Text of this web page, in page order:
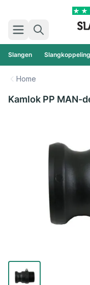
Zoek
Slangen
Home
Kamlok PP MAN-